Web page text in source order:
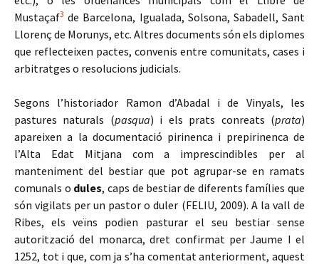
Mustaçaf3 de Barcelona, Igualada, Solsona, Sabadell, Sant
Llorenç de Morunys, etc. Altres documents són els diplomes
que reflecteixen pactes, convenis entre comunitats, cases i
arbitratges o resolucions judicials.
Segons l’historiador Ramon d’Abadal i de Vinyals, les
pastures naturals (pasqua) i els prats conreats (prata)
apareixen a la documentació pirinenca i prepirinenca de
l’Alta Edat Mitjana com a imprescindibles per al
manteniment del bestiar que pot agrupar-se en ramats
comunals o dules, caps de bestiar de diferents famílies que
són vigilats per un pastor o duler (FELIU, 2009). A la vall de
Ribes, els veïns podien pasturar el seu bestiar sense
autorització del monarca, dret confirmat per Jaume I el
1252, tot i que, com ja s’ha comentat anteriorment, aquest